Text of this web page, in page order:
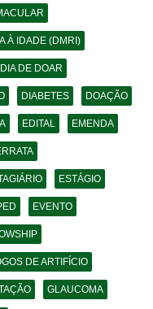
À IDADE (DMRI)
DIA DE DOAR
DIABETES DOAÇÃO
EDITAL EMENDA
ESTÁGIO
EVENTO
DE ARTIFÍCIO
GLAUCOMA